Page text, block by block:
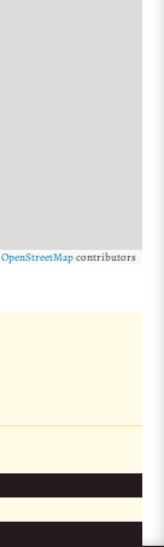
OpenStreetMapcontributors